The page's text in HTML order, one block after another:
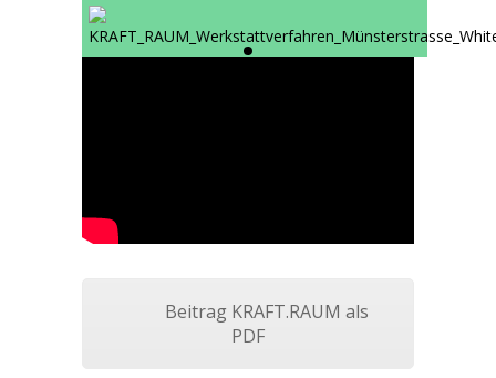
Beitrag KRAFT.RAUM als
PDF